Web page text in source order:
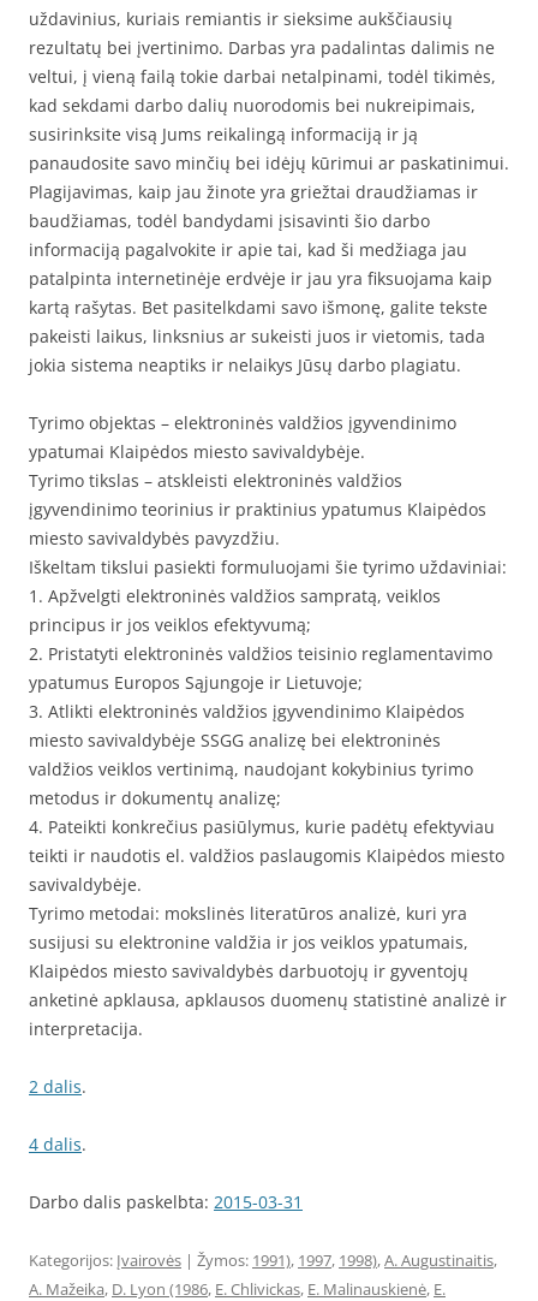
uždavinius, kuriais remiantis ir sieksime aukščiausių
rezultatų bei įvertinimo. Darbas yra padalintas dalimis ne
veltui, į vieną failą tokie darbai netalpinami, todėl tikimės,
kad sekdami darbo dalių nuorodomis bei nukreipimais,
susirinksite visą Jums reikalingą informaciją ir ją
panaudosite savo minčių bei idėjų kūrimui ar paskatinimui.
Plagijavimas, kaip jau žinote yra griežtai draudžiamas ir
baudžiamas, todėl bandydami įsisavinti šio darbo
informaciją pagalvokite ir apie tai, kad ši medžiaga jau
patalpinta internetinėje erdvėje ir jau yra fiksuojama kaip
kartą rašytas. Bet pasitelkdami savo išmonę, galite tekste
pakeisti laikus, linksnius ar sukeisti juos ir vietomis, tada
jokia sistema neaptiks ir nelaikys Jūsų darbo plagiatu.
Tyrimo objektas – elektroninės valdžios įgyvendinimo
ypatumai Klaipėdos miesto savivaldybėje.
Tyrimo tikslas – atskleisti elektroninės valdžios
įgyvendinimo teorinius ir praktinius ypatumus Klaipėdos
miesto savivaldybės pavyzdžiu.
Iškeltam tikslui pasiekti formuluojami šie tyrimo uždaviniai:
1. Apžvelgti elektroninės valdžios sampratą, veiklos
principus ir jos veiklos efektyvumą;
2. Pristatyti elektroninės valdžios teisinio reglamentavimo
ypatumus Europos Sąjungoje ir Lietuvoje;
3. Atlikti elektroninės valdžios įgyvendinimo Klaipėdos
miesto savivaldybėje SSGG analizę bei elektroninės
valdžios veiklos vertinimą, naudojant kokybinius tyrimo
metodus ir dokumentų analizę;
4. Pateikti konkrečius pasiūlymus, kurie padėtų efektyviau
teikti ir naudotis el. valdžios paslaugomis Klaipėdos miesto
savivaldybėje.
Tyrimo metodai: mokslinės literatūros analizė, kuri yra
susijusi su elektronine valdžia ir jos veiklos ypatumais,
Klaipėdos miesto savivaldybės darbuotojų ir gyventojų
anketinė apklausa, apklausos duomenų statistinė analizė ir
interpretacija.
2 dalis.
4 dalis.
Darbo dalis paskelbta: 2015-03-31
Kategorijos: Įvairovės | Žymos: 1991), 1997, 1998),A. Augustinaitis,
A. Mažeika, D. Lyon (1986, E. Chlivickas, E. Malinauskienė, E.